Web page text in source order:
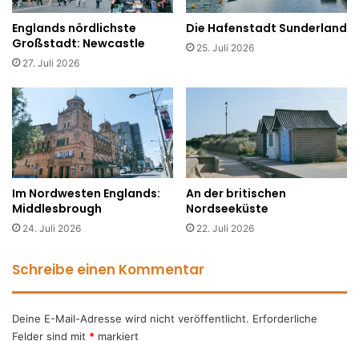
Englands nördlichste
Großstadt: Newcastle
27. Juli 2026
Die Hafenstadt Sunderland
25. Juli 2026
Im Nordwesten Englands:
Middlesbrough
24. Juli 2026
An der britischen
Nordseeküste
22. Juli 2026
Schreibe einen Kommentar
Deine E-Mail-Adresse wird nicht veröffentlicht. Erforderliche
Felder sind mit * markiert